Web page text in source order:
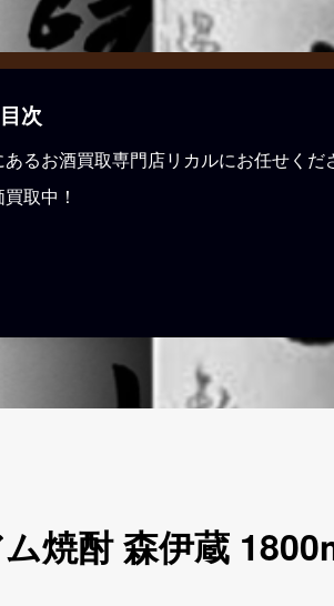
目次
るお酒買取専門店リカルにお任せくだ
取中！
焼酎 森伊蔵